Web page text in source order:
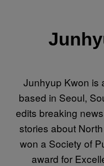
Junhyup Kwon is
based in Seoul,
edits breaking
stories about
won a Society of
award for